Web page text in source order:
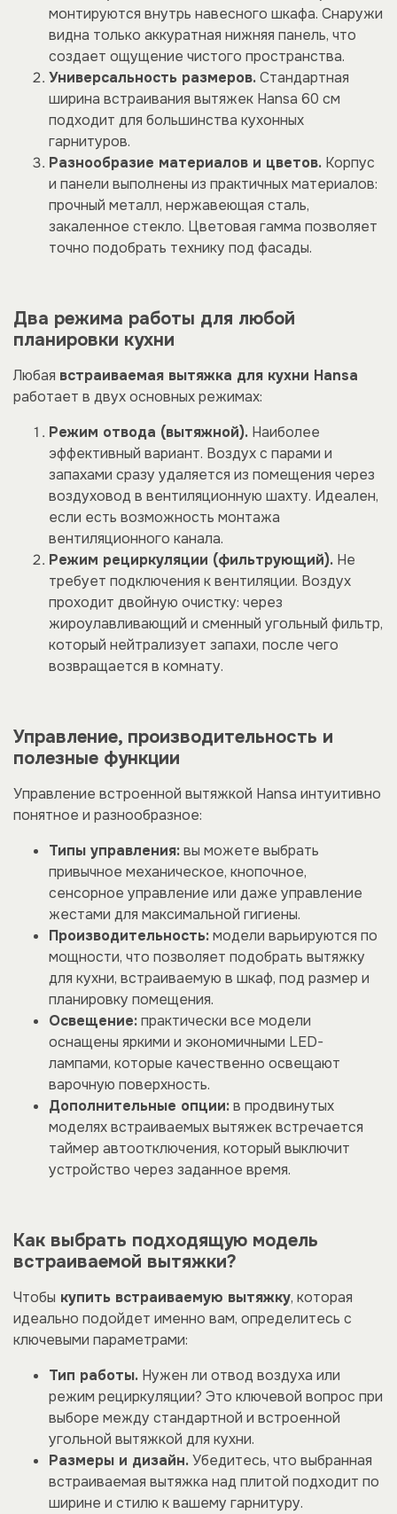
монтируются внутрь навесного шкафа. Снаружи
видна только аккуратная нижняя панель, что
создает ощущение чистого пространства.
Универсальность размеров.Стандартная
ширина встраивания вытяжек Hansa 60 см
подходит для большинства кухонных
гарнитуров.
Разнообразие материалов и цветов. Корпус
и панели выполнены из практичных материалов:
прочный металл, нержавеющая сталь,
закаленное стекло. Цветовая гамма позволяет
точно подобрать технику под фасады.
Два режима работы для любой
планировки кухни
Любая встраиваемая вытяжка для кухни Hansa
работает в двух основных режимах:
Режим отвода (вытяжной). Наиболее
эффективный вариант. Воздух с парами и
запахами сразу удаляется из помещения через
воздуховод в вентиляционную шахту. Идеален,
если есть возможность монтажа
вентиляционного канала.
Режим рециркуляции (фильтрующий). Не
требует подключения к вентиляции. Воздух
проходит двойную очистку: через
жироулавливающий и сменный угольный фильтр,
который нейтрализует запахи, после чего
возвращается в комнату.
Управление, производительность и
полезные функции
Управление встроенной вытяжкой Hansa интуитивно
понятное и разнообразное:
Типы управления:вы можете выбрать
привычное механическое, кнопочное,
сенсорное управление или даже управление
жестами для максимальной гигиены.
Производительность:модели варьируются по
мощности, что позволяет подобрать вытяжку
для кухни, встраиваемую в шкаф, под размер и
планировку помещения.
Освещение:практически все модели
оснащены яркими и экономичными LED-
лампами, которые качественно освещают
варочную поверхность.
Дополнительные опции:в продвинутых
моделях встраиваемых вытяжек встречается
таймер автоотключения, который выключит
устройство через заданное время.
Как выбрать подходящую модель
встраиваемой вытяжки?
Чтобы купить встраиваемую вытяжку, которая
идеально подойдет именно вам, определитесь с
ключевыми параметрами:
Тип работы. Нужен ли отвод воздуха или
режим рециркуляции? Это ключевой вопрос при
выборе между стандартной и встроенной
угольной вытяжкой для кухни.
Размеры и дизайн.Убедитесь, что выбранная
встраиваемая вытяжка над плитой подходит по
ширине и стилю к вашему гарнитуру.